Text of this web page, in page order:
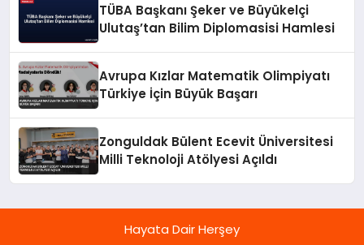
TÜBA Başkanı Şeker ve Büyükelçi
Ulutaş’tan Bilim Diplomasisi Hamlesi
Avrupa Kızlar Matematik Olimpiyatı
Türkiye İçin Büyük Başarı
Zonguldak Bülent Ecevit Üniversitesi
Milli Teknoloji Atölyesi Açıldı
Hayata Dair Herşey